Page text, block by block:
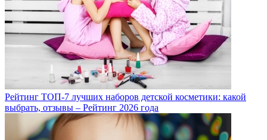
Рейтинг ТОП-7 лучших наборов детской косметики: какой
выбрать, отзывы – Рейтинг 2026 года